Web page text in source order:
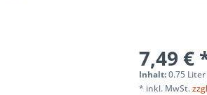
7,49 €
Inhalt:0.75
* inkl. MwSt.